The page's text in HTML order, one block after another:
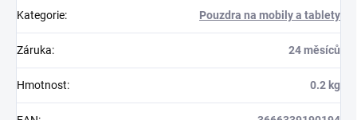
Kategorie: Pouzdra na mobily a tablety
Záruka: 24 měsíců
Hmotnost: 0.2 kg